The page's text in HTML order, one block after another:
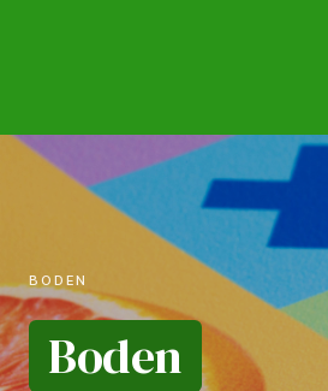
BODEN
Boden